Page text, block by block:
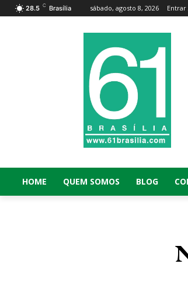
28.5 C Brasília sábado, agosto 8, 2026 Entrar
HOME QUEM SOMOS BLOG